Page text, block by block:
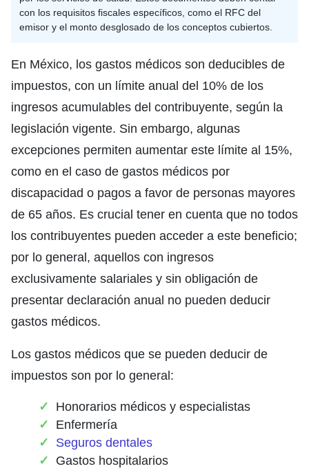
con los requisitos fiscales específicos, como el RFC del
emisor y el monto desglosado de los conceptos cubiertos.
En México, los gastos médicos son deducibles de
impuestos, con un límite anual del 10% de los
ingresos acumulables del contribuyente, según la
legislación vigente. Sin embargo, algunas
excepciones permiten aumentar este límite al 15%,
como en el caso de gastos médicos por
discapacidad o pagos a favor de personas mayores
de 65 años. Es crucial tener en cuenta que no todos
los contribuyentes pueden acceder a este beneficio;
por lo general, aquellos con ingresos
exclusivamente salariales y sin obligación de
presentar declaración anual no pueden deducir
gastos médicos.
Los gastos médicos que se pueden deducir de
impuestos son por lo general:
Honorarios médicos y especialistas
Enfermería
Seguros dentales
Gastos hospitalarios